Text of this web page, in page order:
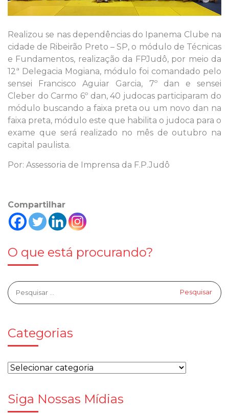
Realizou se nas dependências do Ipanema Clube na
cidade de Ribeirão Preto – SP, o módulo de Técnicas
e Fundamentos, realização da FPJudô, por meio da
12ª Delegacia Mogiana, módulo foi comandado pelo
sensei Francisco Aguiar Garcia, 7º dan e sensei
Cleber do Carmo 6º dan, 40 judocas participaram do
módulo buscando a faixa preta ou um novo dan na
faixa preta, módulo este que habilita o judoca para o
exame que será realizado no mês de outubro na
capital paulista.
Por: Assessoria de Imprensa da F.P.Judô
Compartilhar
O que está procurando?
Categorias
Siga Nossas Mídias